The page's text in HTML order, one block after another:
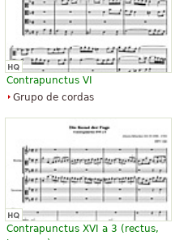
Contrapunctus VI
Grupo de cordas
Contrapunctus XVI a 3 (rectus,